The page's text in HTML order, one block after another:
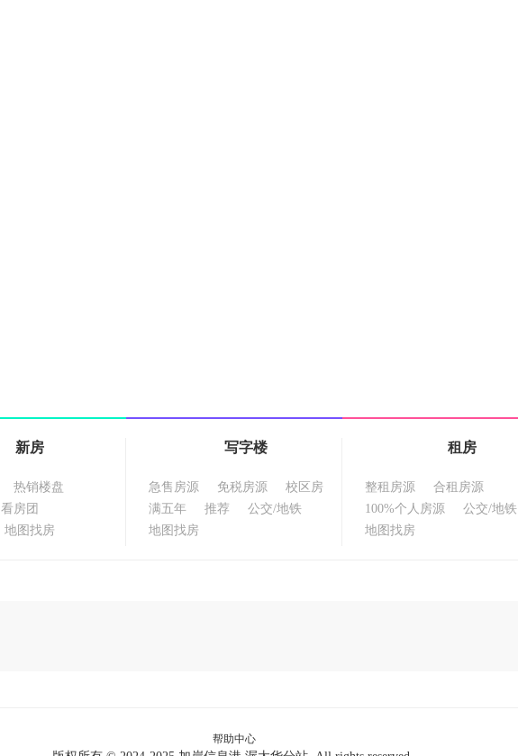
新房
热销楼盘
看房团
地图找房
写字楼
急售房源 免税房源
校区房
满五年
推荐
公交/地铁
地图找房
租房
整租房源
合租房源
100%个人房源
公交/地铁
地图找房
帮助中心